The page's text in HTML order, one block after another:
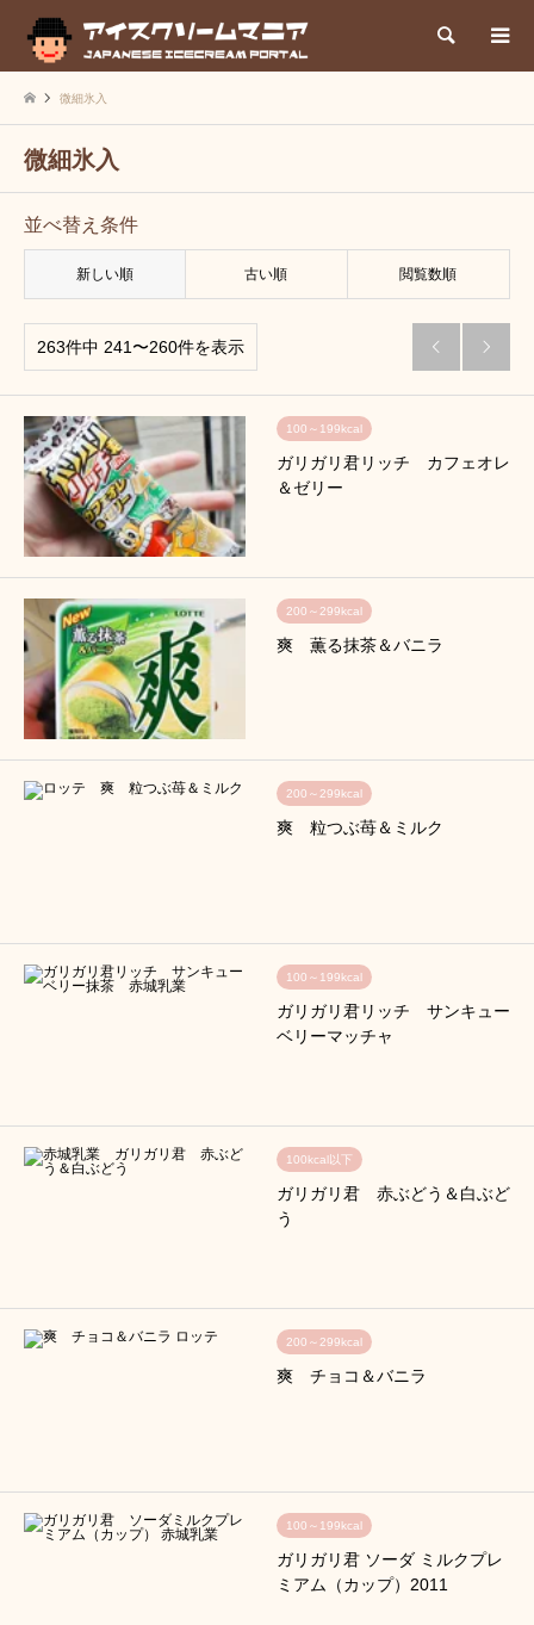
検索
微細氷入
微細氷入
並べ替え条件
新しい順 古い順 閲覧数順
263件中 241〜260件を表示  
100～199kcal
ガリガリ君リッチ カフェオレ
＆ゼリー
200～299kcal
爽 薫る抹茶＆バニラ
200～299kcal
爽 粒つぶ苺＆ミルク
100～199kcal
ガリガリ君リッチ サンキュー
ベリーマッチャ
100kcal以下
ガリガリ君 赤ぶどう＆白ぶど
う
200～299kcal
爽 チョコ＆バニラ
100～199kcal
ガリガリ君 ソーダ ミルクプレ
ミアム（カップ）2011